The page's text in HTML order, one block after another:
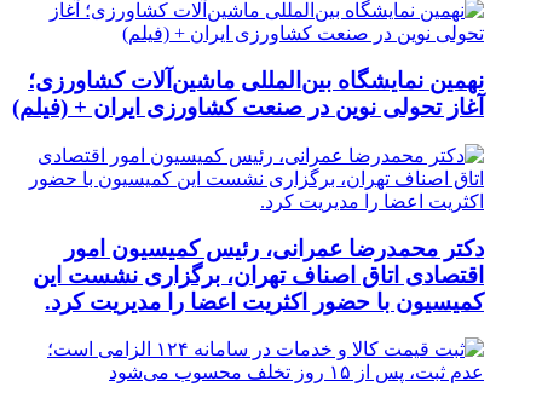
نهمین نمایشگاه بین‌المللی ماشین‌آلات کشاورزی؛
آغاز تحولی نوین در صنعت کشاورزی ایران + (فیلم)
دکتر محمدرضا عمرانی، رئیس کمیسیون امور
اقتصادی اتاق اصناف تهران، برگزاری نشست این
کمیسیون با حضور اکثریت اعضا را مدیریت کرد.